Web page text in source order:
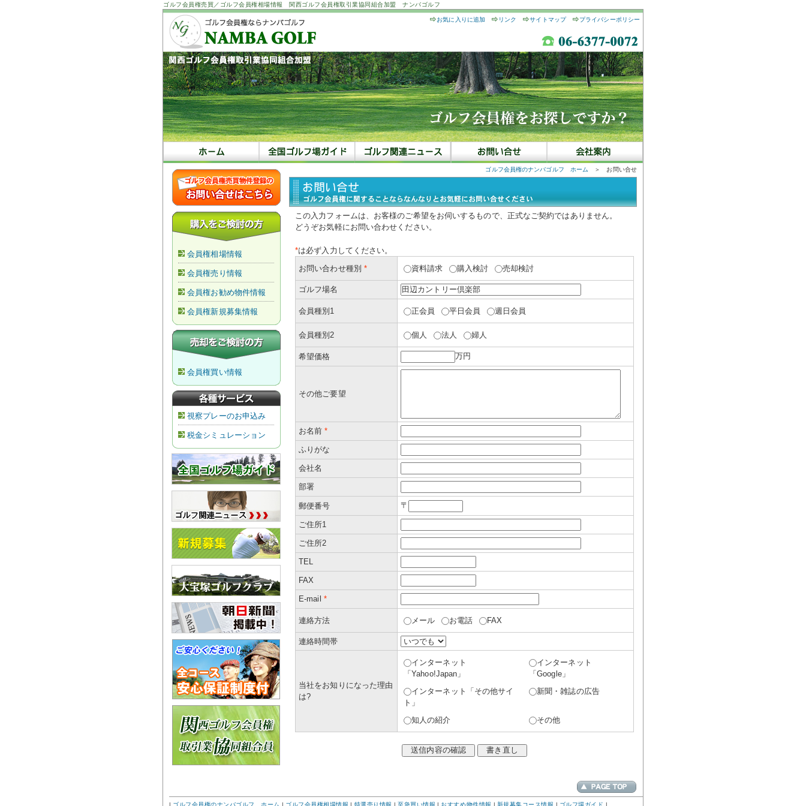
ゴルフ会員権売買／ゴルフ会員権相場情報 関西ゴルフ会員権取引業協同組合加盟 ナンバゴルフ
お気に入りに追加 リンク サイトマップ プライバシーポリシー
会員権相場情報
会員権売り情報
会員権お勧め物件情報
会員権新規募集情報
会員権買い情報
視察プレーのお申込み
税金シミュレーション
ゴルフ会員権のナンバゴルフ ホーム ＞ お問い合せ
この入力フォームは、お客様のご希望をお伺いするもので、正式なご契約ではありません。
どうぞお気軽にお問い合わせください。
*は必ず入力してください。
お問い合わせ種別 * 資料請求 購入検討 売却検討
ゴルフ場名
会員種別1 正会員 平日会員 週日会員
会員種別2 個人 法人 婦人
希望価格 万円
その他ご要望
お名前 *
ふりがな
会社名
部署
郵便番号 〒
ご住所1
ご住所2
TEL
FAX
E-mail *
連絡方法 メール お電話 FAX
連絡時間帯
当社をお知りになった理由
は?
インターネット
「Yahoo!Japan」
インターネット
「Google」
インターネット「その他サイ
ト」
新聞・雑誌の広告
知人の紹介 その他
| ゴルフ会員権のナンバゴルフ ホーム | ゴルフ会員権相場情報 | 特選売り情報 |至急買い情報 | おすすめ物件情報 | 新規募集コース情報 | ゴルフ場ガイド |